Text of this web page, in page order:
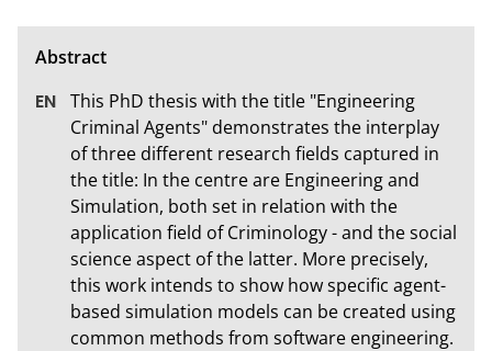
This PhD thesis with the title "Engineering
Criminal Agents" demonstrates the interplay
of three different research fields captured in
the title: In the centre are Engineering and
Simulation, both set in relation with the
application field of Criminology - and the social
science aspect of the latter. More precisely,
this work intends to show how specific agent-
based simulation models can be created using
common methods from software engineering.